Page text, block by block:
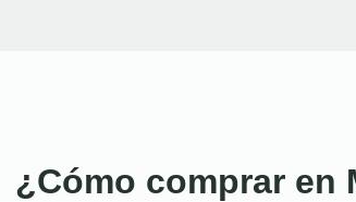
¿Cómo comprar en